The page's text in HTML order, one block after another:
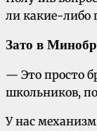
ли какие-либо
Зато в
— Это просто
школьников,
У нас